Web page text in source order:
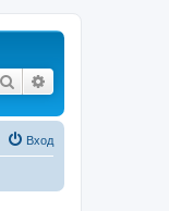
Поиск
Вход